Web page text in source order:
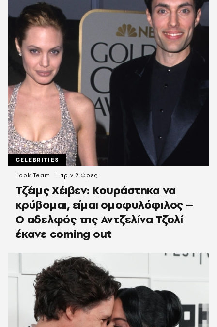
CELEBRITIES
Τζέιμς Χέιβεν: Κουράστηκα να
κρύβομαι, είμαι ομοφυλόφιλος –
Ο αδελφός της Αντζελίνα Τζολί
έκανε coming out
Look Team πριν 2 ώρες